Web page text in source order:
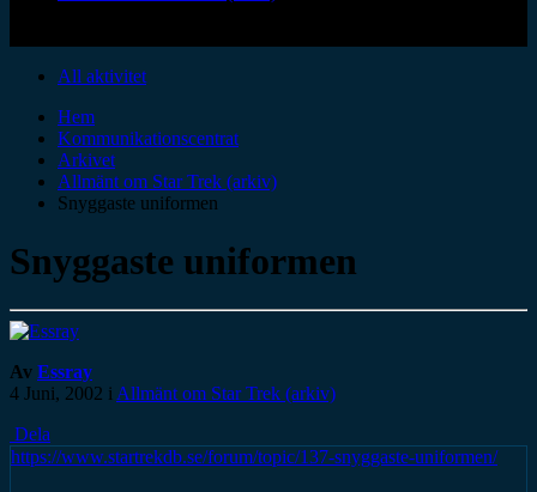
All aktivitet
Hem
Kommunikationscentrat
Arkivet
Allmänt om Star Trek (arkiv)
Snyggaste uniformen
Snyggaste uniformen
Av Essray
4 Juni, 2002 iAllmänt om Star Trek (arkiv)
Dela
https://www.startrekdb.se/forum/topic/137-snyggaste-uniformen/